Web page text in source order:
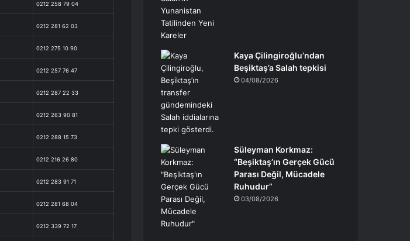
0212 258 79 04
0212 281 62 03
0212 275 10 90
0212 257 76 47
0212 287 22 33
0212 263 90 81
0212 288 15 73
0212 216 26 80
0212 283 91 71
0212 281 68 04
0212 339 72 17
Kaya Çilingiroğlu’ndan
Beşiktaş’a Salah tepkisi
04/08/2026
Süleyman Korkmaz:
“Beşiktaş’ın Gerçek Gücü
Parası Değil, Mücadele
Ruhudur”
03/08/2026